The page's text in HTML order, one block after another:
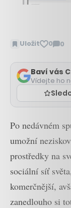
Uložit 0 0
Baví vás
Vídejte ho
Po nedávném
umožní
prostředky na
sociální síť
komerčnější,
zanedlouho si